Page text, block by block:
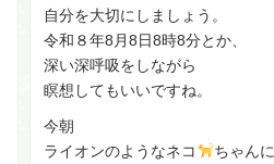
自分を大切にしましょう。
令和８年8月8日8時8分とか、
深い深呼吸をしながら
瞑想してもいいですね。
今朝
ライオンのようなネコ
ちゃんに